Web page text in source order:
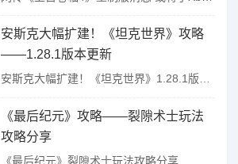
安斯克大幅扩建！《坦克世界》攻略
——1.28.1版本更新
安斯克大幅扩建！《坦克世界》1.28.1版本更新...
《最后纪元》攻略——裂隙术士玩法
攻略分享
《最后纪元》裂隙术士玩法攻略分享...